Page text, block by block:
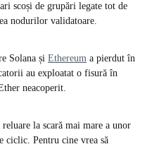
scoși de grupări legate tot de
nodurilor validatoare.
Solana și Ethereum a pierdut în
au exploatat o fisură în
neacoperit.
la scară mai mare a unor
ciclic. Pentru cine vrea să